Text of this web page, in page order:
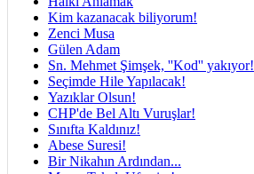
Kim kazanacak biliyorum!
Zenci Musa
Gülen Adam
Sn. Mehmet Şimşek, ''Kod'' yakıyor!
Seçimde Hile Yapılacak!
Yazıklar Olsun!
CHP'de Bel Altı Vuruşlar!
Sınıfta Kaldınız!
Abese Suresi!
Bir Nikahın Ardından...